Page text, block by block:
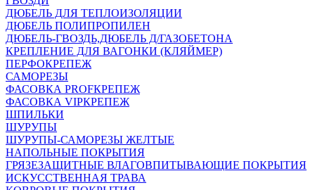
ДЮБЕЛЬ ДЛЯ ТЕПЛОИЗОЛЯЦИИ
ДЮБЕЛЬ ПОЛИПРОПИЛЕН
ДЮБЕЛЬ-ГВОЗДЬ,ДЮБЕЛЬ Д/ГАЗОБЕТОНА
КРЕПЛЕНИЕ ДЛЯ ВАГОНКИ (КЛЯЙМЕР)
ПЕРФОКРЕПЕЖ
САМОРЕЗЫ
ФАСОВКА PROFКРЕПЕЖ
ФАСОВКА VIPКРЕПЕЖ
ШПИЛЬКИ
ШУРУПЫ
ШУРУПЫ-САМОРЕЗЫ ЖЕЛТЫЕ
НАПОЛЬНЫЕ ПОКРЫТИЯ
ГРЯЗЕЗАЩИТНЫЕ ВЛАГОВПИТЫВАЮЩИЕ ПОКРЫТИЯ
ИСКУССТВЕННАЯ ТРАВА